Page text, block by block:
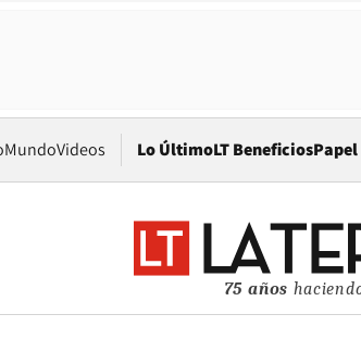
MundoVideos Lo ÚltimoLT Beneficios
75 años